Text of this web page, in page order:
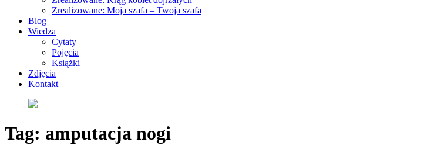
Zrealizowane: Moja szafa – Twoja szafa
Blog
Wiedza
Cytaty
Pojęcia
Książki
Zdjęcia
Kontakt
Tag: amputacja nogi